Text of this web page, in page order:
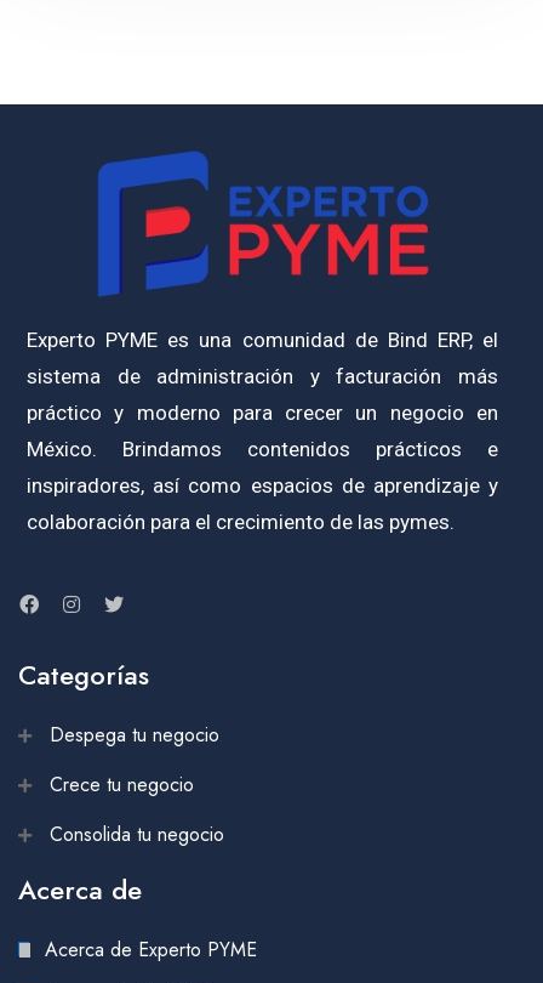
Experto PYME es una comunidad de Bind ERP, el
sistema de administración y facturación más
práctico y moderno para crecer un negocio en
México. Brindamos contenidos prácticos e
inspiradores, así como espacios de aprendizaje y
colaboración para el crecimiento de las pymes.
Categorías
Despega tu negocio
Crece tu negocio
Consolida tu negocio
Acerca de
Acerca de Experto PYME